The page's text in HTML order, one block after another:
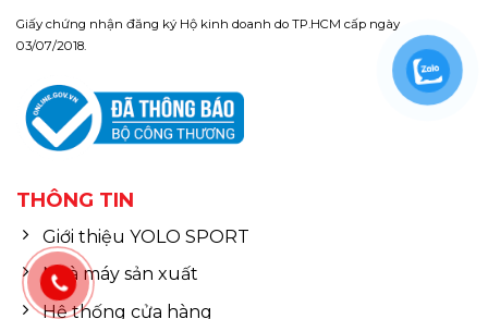
Giấy chứng nhận đăng ký Hộ kinh doanh do TP.HCM cấp ngày
03/07/2018.
THÔNG TIN
Giới thiệu YOLO SPORT
Nhà máy sản xuất
Hệ thống cửa hàng